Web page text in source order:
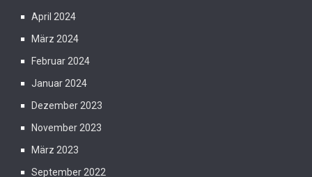
April 2024
März 2024
Februar 2024
Januar 2024
Dezember 2023
November 2023
März 2023
September 2022